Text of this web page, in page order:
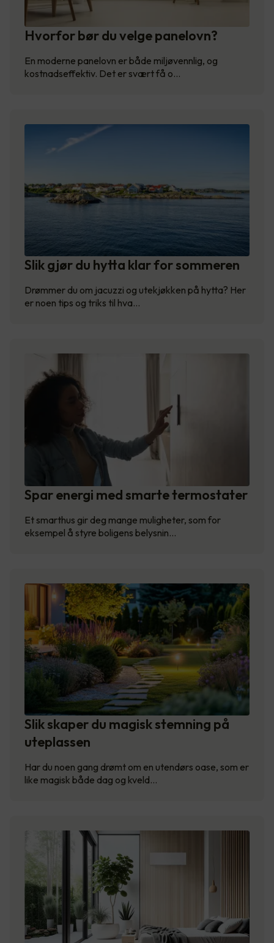
Hvorfor bør du velge panelovn?
En moderne panelovn er både miljøvennlig, og
kostnadseffektiv. Det er svært få o…
Slik gjør du hytta klar for sommeren
Drømmer du om jacuzzi og utekjøkken på hytta? Her
er noen tips og triks til hva…
Spar energi med smarte termostater
Et smarthus gir deg mange muligheter, som for
eksempel å styre boligens belysnin…
Slik skaper du magisk stemning på
uteplassen
Har du noen gang drømt om en utendørs oase, som er
like magisk både dag og kveld…